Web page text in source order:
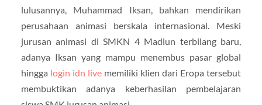
lulusannya, Muhammad Iksan, bahkan mendirikan
perusahaan animasi berskala internasional. Meski
jurusan animasi di SMKN 4 Madiun terbilang baru,
adanya Iksan yang mampu menembus pasar global
hingga login idn livememiliki klien dari Eropa tersebut
membuktikan adanya keberhasilan pembelajaran